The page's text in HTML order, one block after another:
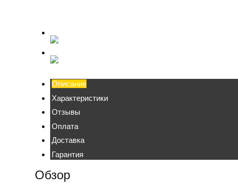
Описание
Характеристики
Отзывы
Оплата
Доставка
Гарантия
Обзор